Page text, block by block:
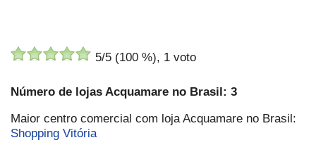
5/5 (100 %), 1 voto
Número de lojas Acquamare no Brasil: 3
Maior centro comercial com loja Acquamare no Brasil:
Shopping Vitória